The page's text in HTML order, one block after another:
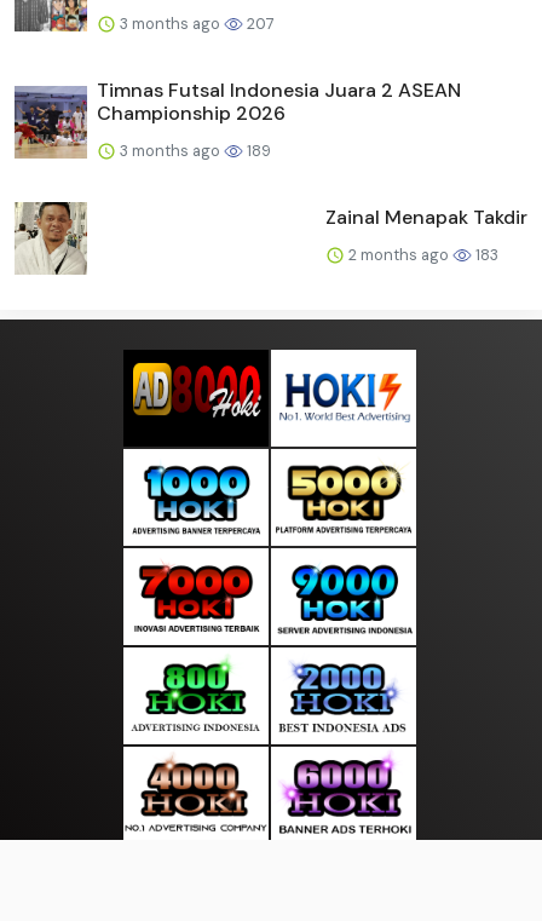
3 months ago 207
Timnas Futsal Indonesia Juara 2 ASEAN
Championship 2026
3 months ago 189
Zainal Menapak Takdir
2 months ago 183